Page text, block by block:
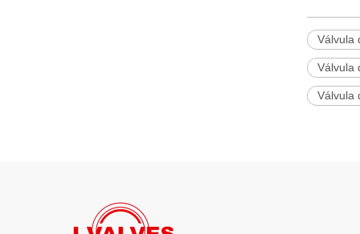
Válvula
Válvula
Válvula